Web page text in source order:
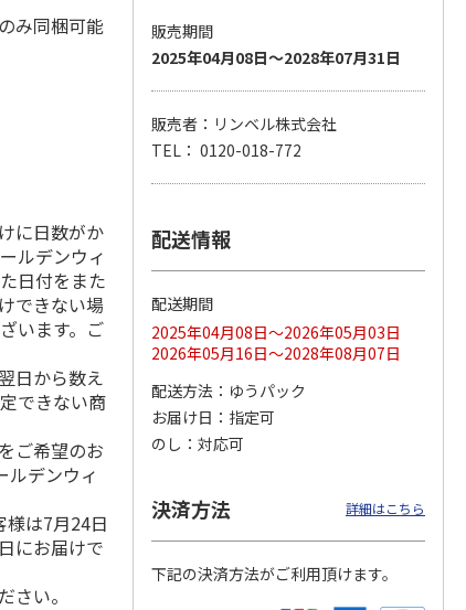
令和八年七月場所
優勝力士純金製小判
605,000円
リラックマ／クリア
ファイル３点セット
(送料別・税込)
み同梱可能
に日数がか
ルデンウィ
日付をまた
できない場
います。ご
日から数え
できない商
ご希望のお
ルデンウィ
は7月24日
にお届けで
い。
販売期間
2025年04月08日～2028年07月31日
販売者：リンベル株式会社
TEL： 0120-018-772
配送情報
配送期間
2025年04月08日～2026年05月03日
2026年05月16日～2028年08月07日
配送方法
ゆうパック
お届け日
指定可
のし
対応可
決済方法 詳細はこちら
下記の決済方法がご利用頂けます。